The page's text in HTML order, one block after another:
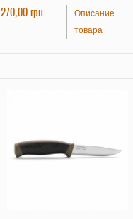
270,00 грн
Описание
товара